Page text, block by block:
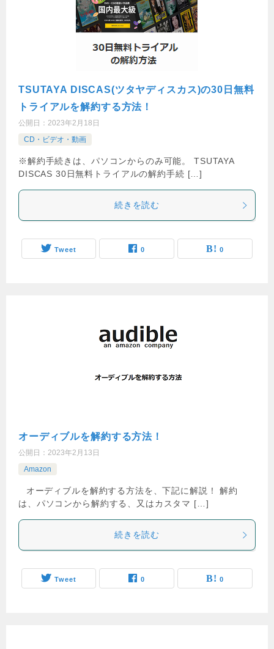
TSUTAYA DISCAS(ツタヤディスカス)の30日無料
トライアルを解約する方法！
公開日： 2023年2月18日
CD・ビデオ・動画
※解約手続きは、パソコンからのみ可能。 TSUTAYA
DISCAS 30日無料トライアルの解約手続 […]
続きを読む
Tweet 0 0
オーディブルを解約する方法！
公開日： 2023年2月13日
Amazon
オーディブルを解約する方法を、下記に解説！ 解約
は、パソコンから解約する、又はカスタマ […]
続きを読む
Tweet 0 0